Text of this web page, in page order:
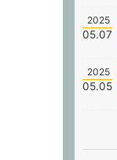
2025
05.07
2025
05.05